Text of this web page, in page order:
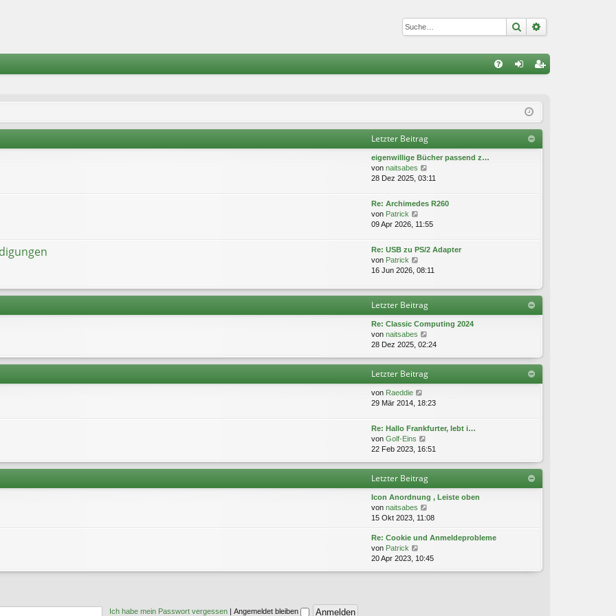
Suche
de
ist
re
Letzter Beitrag
eigenwillige Bücher passend z…
von naitsabes
e
s
e
r
B
i
r
g
28 Dez 2025, 03:11
Re: Archimedes R260
von Patrick
e
s
e
B
e
i
t
r
a
g
09 Apr 2026, 11:55
Re: USB zu PS/2 Adapter
von Patrick
e
e
t
e
r
B
t
r
a
g
16 Jun 2026, 08:11
Letzter Beitrag
Re: Classic Computing 2024
von naitsabes
e
e
s
t
r
e
t
a
g
28 Dez 2025, 02:24
Letzter Beitrag
von Raeddie
e
s
t
e
r
e
i
t
r
g
29 Mär 2014, 18:23
Re: Hallo Frankfurter, lebt i…
von Golf-Eins
e
e
s
t
e
r
B
e
i
r
a
22 Feb 2023, 16:51
Letzter Beitrag
Icon Anordnung , Leiste oben
von naitsabes
e
u
e
t
15 Okt 2023, 11:08
Re: Cookie und Anmeldeprobleme
von Patrick
e
20 Apr 2023, 10:45
Ich habe mein Passwort vergessen Angemeldet bleiben